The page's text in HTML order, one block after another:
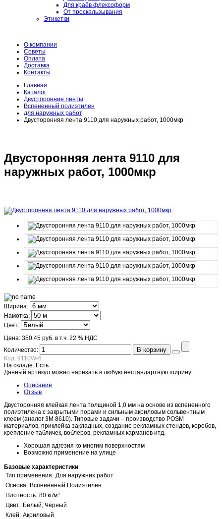
Для краёв флексоформ
От проскальзывания
Этикетки
О компании
Советы
Оплата
Доставка
Контакты
Главная
Каталог
Двусторонние ленты
Вспененный полиэтилен
для наружных работ
Двусторонняя лента 9110 для наружных работ, 1000мкр
Двусторонняя лента 9110 для
наружных работ, 1000мкр
Ширина:
Намотка:
Цвет:
Цена: 350.45 руб. в т.ч. 22 % НДС
Количество:
В корзину
Код: 9110W-6
На складе: Есть
Данный артикул можно нарезать в любую нестандартную ширину.
Описание
Отзыв
Двусторонняя клейкая лента толщиной 1,0 мм на основе из вспененного
полиэтилена с закрытыми порами и сильным акриловым сольвентным
клеем (аналог 3M 8610). Типовые задачи – производство POSM
материалов, приклейка закладных, создание рекламных стендов, коробов,
крепление табличек, воблеров, рекламных карманов итд.
Хорошая адгезия ко многим поверхностям
Возможно применение на улице
Базовые характеристики
Тип применения: Для наружних работ
Основа: Вспененный Полиэтилен
Плотность: 80 кг/м³
Цвет: Белый, Чёрный
Клей: Акриловый